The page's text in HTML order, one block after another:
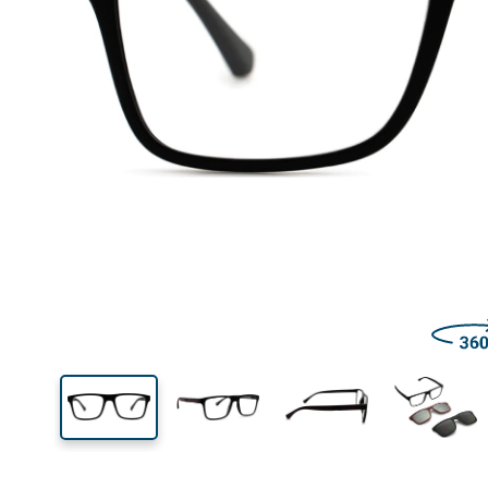
39 mm
Výška očnice
54 mm
Šírka očnice